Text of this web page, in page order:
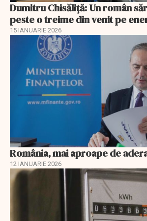
Dumitru Chisăliţă: Un român
peste o treime din venit pe
15 IANUARIE 2026
România, mai aproape de
12 IANUARIE 2026
EXCLUSIV